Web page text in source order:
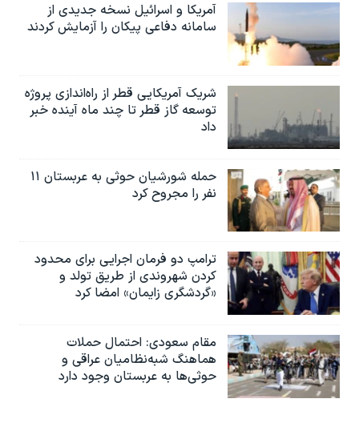
آمریکا و اسرائیل نسخه جدیدی از
سامانه دفاعی پیکان را آزمایش کردند
شریک آمریکایی قطر از راه‌اندازی پروژه
توسعه گاز قطر تا چند ماه آینده خبر
داد
حمله شورشیان حوثی به عربستان ۱۱
نفر را مجروح کرد
ترامپ دو فرمان اجرایی برای محدود
کردن شهروندی از طریق تولد و
«گردشگری زایمان» امضا کرد
مقام سعودی: احتمال حملات
هماهنگ شبه‌نظامیان عراقی و
حوثی‌ها به عربستان وجود دارد